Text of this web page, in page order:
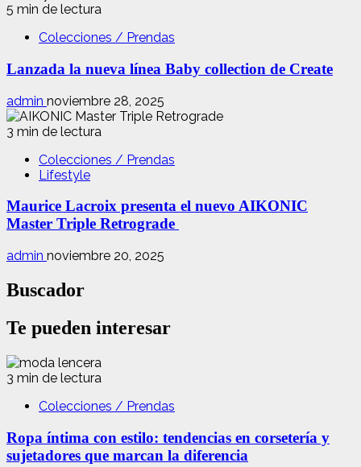
5 min de lectura
Colecciones / Prendas
Lanzada la nueva línea Baby collection de Create
admin noviembre 28, 2025
3 min de lectura
Colecciones / Prendas
Lifestyle
Maurice Lacroix presenta el nuevo AIKONIC
Master Triple Retrograde
admin noviembre 20, 2025
Buscador
Te pueden interesar
3 min de lectura
Colecciones / Prendas
Ropa íntima con estilo: tendencias en corsetería y
sujetadores que marcan la diferencia